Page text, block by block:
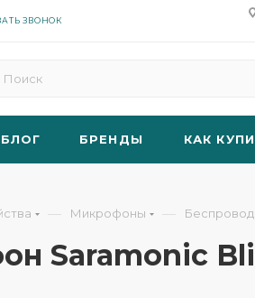
ЗВОНОК
БЛОГ БРЕНДЫ КАК
— Микрофоны —
Saramonic